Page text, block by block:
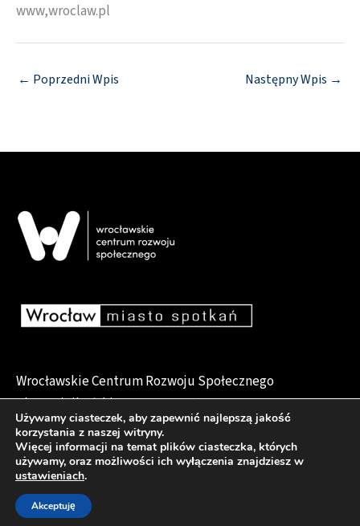
www,wroclaw.pl
← Poprzedni Wpis Następny Wpis →
Wrocławskie Centrum Rozwoju Społecznego
pl. Dominikański 6, 50-159 Wrocław
Deklaracja dostępności
Używamy ciasteczek, aby zapewnić najlepszą jakość
korzystania z naszej witryny.
Więcej informacji na temat plików ciasteczka, których
używamy, oraz możliwości ich wyłączenia znajdziesz w
ustawieniach.
Akceptuję